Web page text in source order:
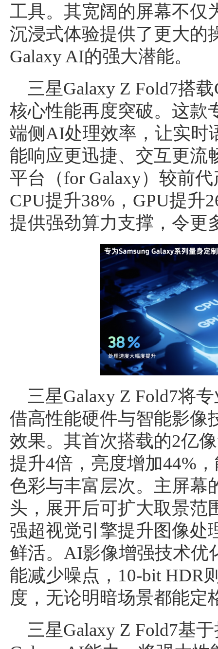
工具。其宽阔的屏幕不仅
沉浸式体验提供了更大的
Galaxy AI的强大潜能。
三星Galaxy Z Fold7搭
核心性能再度突破。这款
端侧AI处理效率，让实时
能响应更迅捷、交互更流
平台（for Galaxy）较前
CPU提升38%，GPU提升
提供强劲算力支撑，令更
三星Galaxy Z Fold7将
借高性能硬件与智能影像
效果。其首次搭载的2亿
提升4倍，亮度增加44%
色彩与丰富层次。主屏幕
头，展开后可扩大取景范
强超视觉引擎提升图像处
鲜活。AI影像增强技术优
能减少噪点，10-bit HDR
度，无论明暗场景都能定
三星Galaxy Z Fold7基